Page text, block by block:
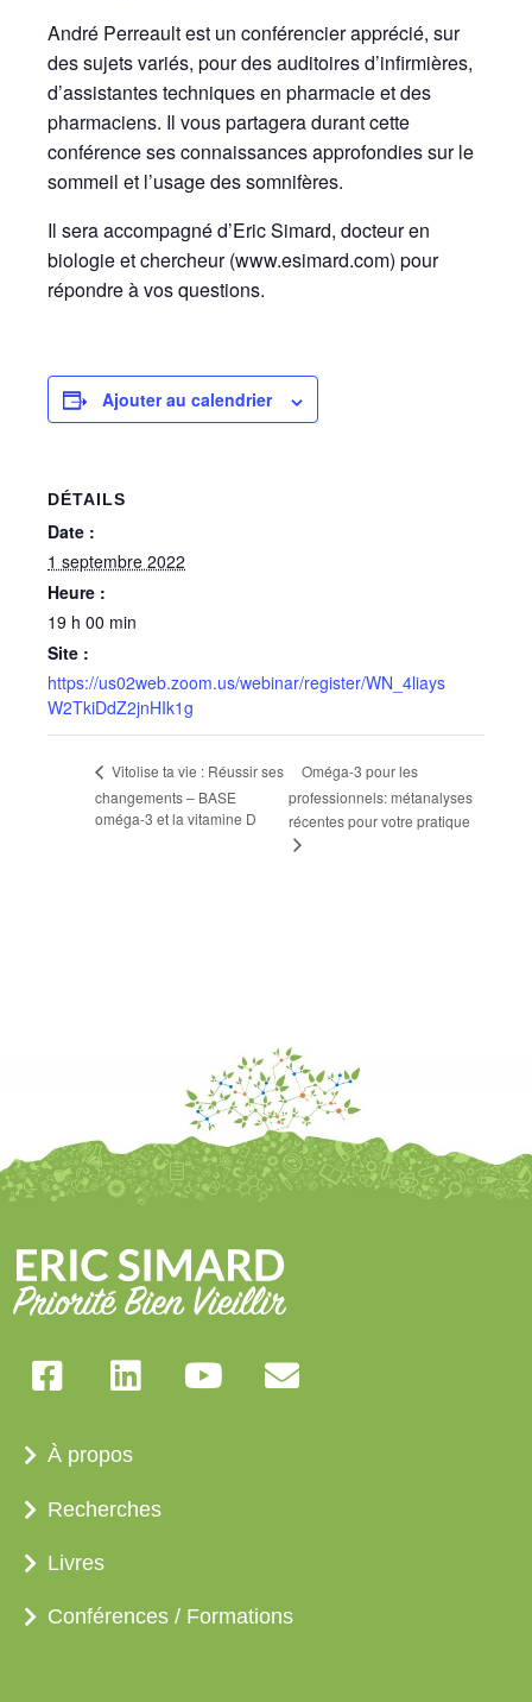
André Perreault est un conférencier apprécié, sur
des sujets variés, pour des auditoires d’infirmières,
d’assistantes techniques en pharmacie et des
pharmaciens. Il vous partagera durant cette
conférence ses connaissances approfondies sur le
sommeil et l’usage des somnifères.
Il sera accompagné d’Eric Simard, docteur en
biologie et chercheur (www.esimard.com) pour
répondre à vos questions.
Ajouter au calendrier
DÉTAILS
Date :
1 septembre 2022
Heure :
19 h 00 min
Site :
https://us02web.zoom.us/webinar/register/WN_4liays
W2TkiDdZ2jnHIk1g
Vitolise ta vie : Réussir ses
changements – BASE
oméga-3 et la vitamine D
Oméga-3 pour les
professionnels: métanalyses
récentes pour votre pratique
À propos
Recherches
Livres
Conférences / Formations